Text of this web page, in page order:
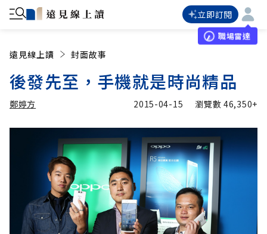
立即訂閱
職場雷達
遠見線上讀 封面故事
後發先至，手機就是時尚精品
鄭婷方
鄭婷方 加入追蹤
2015-04-15 瀏覽數46,350+